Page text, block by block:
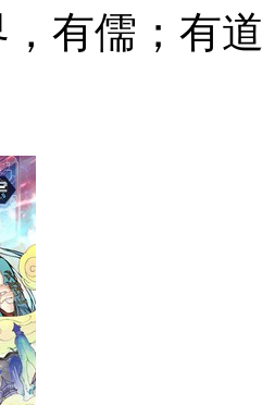
有儒；有道